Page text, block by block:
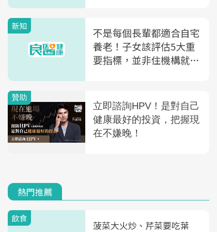
新知
不是每個長輩都適合自宅
養老！子女該評估5大重
要指標，並非住機構就是
熱門推薦
飲食
菠菜大火炒、芹菜要吃葉